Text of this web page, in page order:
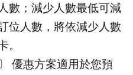
數；減少人數最低可減
位人數，將依減少人數
優惠方案適用於您預